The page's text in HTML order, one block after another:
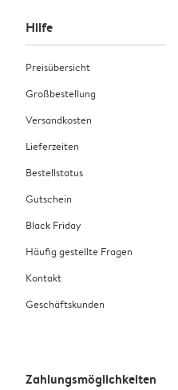
Hilfe
Preisübersicht
Großbestellung
Versandkosten
Lieferzeiten
Bestellstatus
Gutschein
Black Friday
Häufig gestellte Fragen
Kontakt
Geschäftskunden
Zahlungsmöglichkeiten